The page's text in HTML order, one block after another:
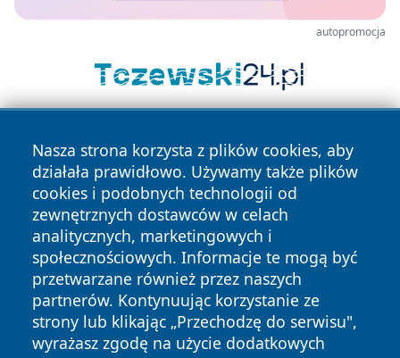
autopromocja
Nasza strona korzysta z plików cookies, aby
działała prawidłowo. Używamy także plików
cookies i podobnych technologii od
zewnętrznych dostawców w celach
analitycznych, marketingowych i
społecznościowych. Informacje te mogą być
przetwarzane również przez naszych
partnerów. Kontynuując korzystanie ze
strony lub klikając „Przechodzę do serwisu",
wyrażasz zgodę na użycie dodatkowych
Copyright © 2026 faktybytom.pl Wszystkie prawa zastrzeżone.
News Autorzy
Polityka
Prywatności
Polityka
Cookies